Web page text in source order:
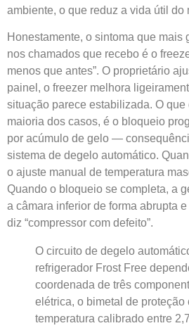
ambiente, o que reduz a vida útil do
Honestamente, o sintoma que mais
nos chamados que recebo é o
menos que antes”. O proprietário
painel, o freezer melhora
situação parece estabilizada. O que
maioria dos casos, é o bloqueio
por acúmulo de gelo —
sistema de degelo automático.
o ajuste manual de temperatura
Quando o bloqueio se completa, a
a câmara inferior de forma abrupta
diz “compressor com defeito”.
O circuito de degelo
refrigerador Frost Free
coordenada de três
elétrica, o bimetal de proteção
temperatura calibrado entre